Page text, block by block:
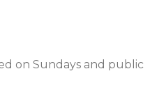
on Sundays and public